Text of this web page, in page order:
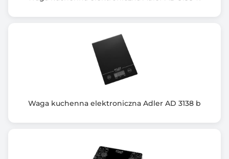
funkcja tary
215x160x60mm bez misy
Zawiera baterię / akumulator
Informacje dodatkowe
objętośc masy do ważenia 1 litr
Waga kuchenna elektroniczna Adler AD 3138 b